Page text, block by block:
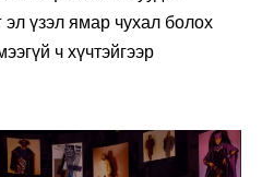
эл үзэл ямар чухал болох
ч хүчтэйгээр